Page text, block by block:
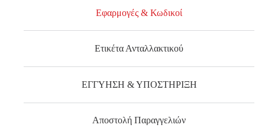
Εφαρμογές & Κωδικοί
Ετικέτα Ανταλλακτικού
ΕΓΓΥΗΣΗ & ΥΠΟΣΤΗΡΙΞΗ
Αποστολή Παραγγελιών